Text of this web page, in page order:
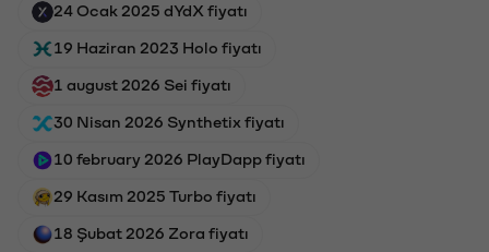
24 Ocak 2025 dYdX fiyatı
19 Haziran 2023 Holo fiyatı
1 august 2026 Sei fiyatı
30 Nisan 2026 Synthetix fiyatı
10 february 2026 PlayDapp fiyatı
29 Kasım 2025 Turbo fiyatı
18 Şubat 2026 Zora fiyatı